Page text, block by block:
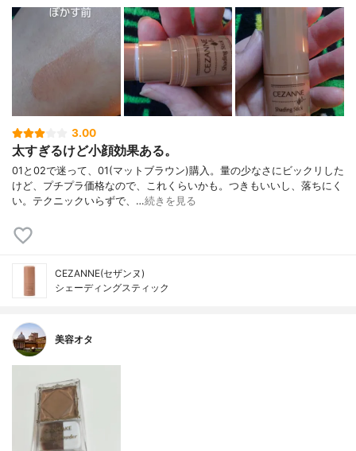
3.00
太すぎるけど小顔効果ある。
01と02で迷って、01(マットブラウン)購入。量の少なさにビックリした
けど、プチプラ価格なので、これくらいかも。つきもいいし、落ちにく
い。テクニックいらずで、…続きを見る
CEZANNE(セザンヌ)
シェーディングスティック
美容オタ